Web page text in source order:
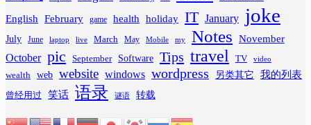
English
February game health holiday IT January joke
July June laptop live March May Mobile my Notes November
October pic September Software Tips travel TV video
wealth web website windows wordpress 另类其它 我的列表
曾经用过 笑话 语录 谜语 转载